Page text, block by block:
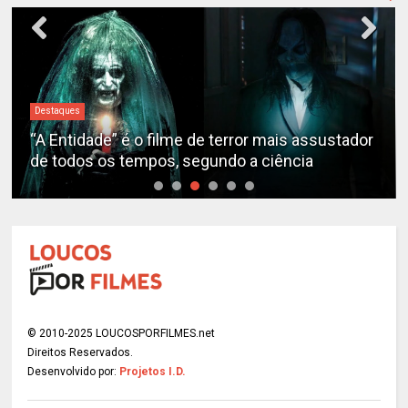
Destaques
“A Entidade” é o filme de terror mais assustador
de todos os tempos, segundo a ciência
© 2010-2025 LOUCOSPORFILMES.net
Direitos Reservados.
Desenvolvido por: Projetos I.D.